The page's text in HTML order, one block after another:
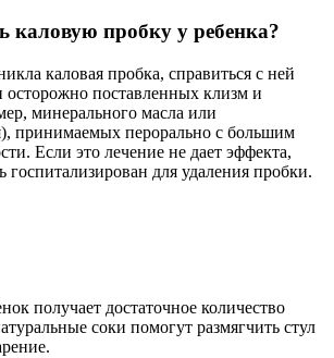
каловую пробку у ребенка?
каловая пробка, справиться с ней
поставленных клизм и
минерального масла или
принимаемых перорально с большим
Если это лечение не дает эффекта,
госпитализирован для удаления пробки.
получает достаточное количество
соки помогут размягчить стул